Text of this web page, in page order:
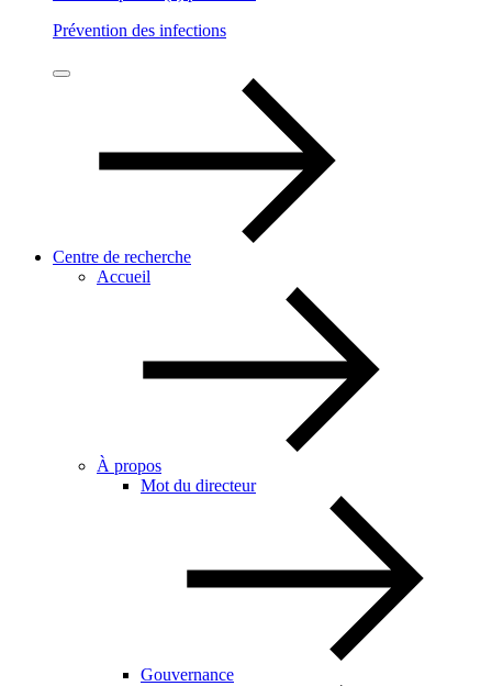
Prévention des infections
Centre de recherche
Accueil
À propos
Mot du directeur
Gouvernance